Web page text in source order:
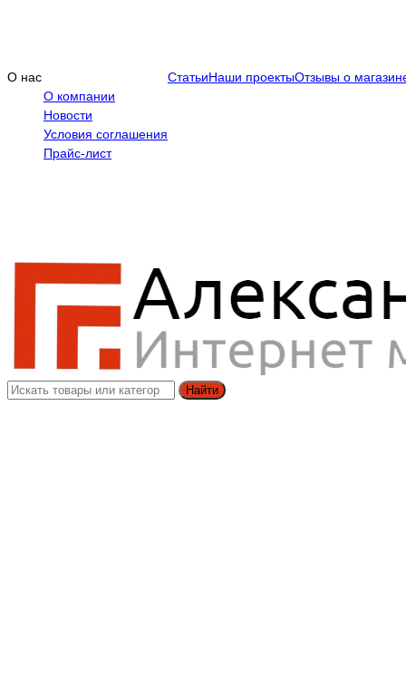
О нас
О компании
Новости
Условия соглашения
Прайс-лист
СтатьиНаши проектыОтзывы о
Найти